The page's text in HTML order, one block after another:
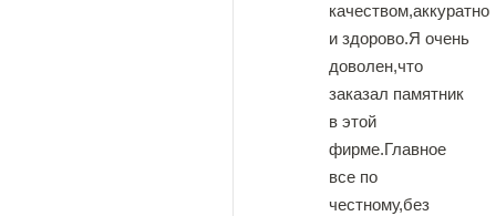
качеством,аккуратно
и здорово.Я очень
доволен,что
заказал памятник
в этой
фирме.Главное
все по
честному,без